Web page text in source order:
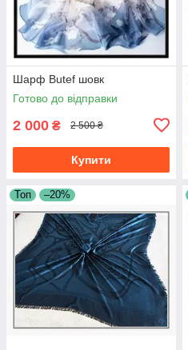
Шарф Butef шовк
Готово до відправки
2 000 ₴ 2 500 ₴
Купити
Топ –20%